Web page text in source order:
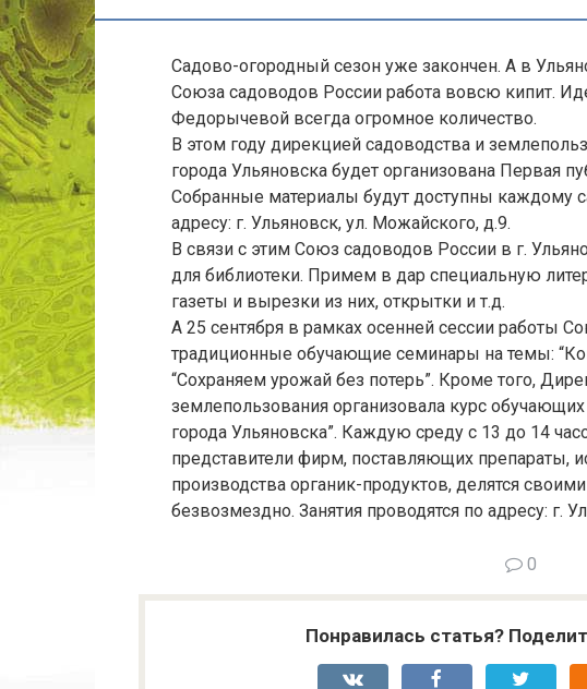
Садово-огородный сезон уже закончен. А в
Союза садоводов России работа вовсю кипит.
Федорычевой всегда огромное количество.
В этом году дирекцией садоводства и
города Ульяновска будет организована Первая
Собранные материалы будут доступны каждому
адресу: г. Ульяновск, ул. Можайского, д.9.
В связи с этим Союз садоводов России в г.
для библиотеки. Примем в дар специальную
газеты и вырезки из них, открытки и т.д.
А 25 сентября в рамках осенней сессии работы
традиционные обучающие семинары на темы:
“Сохраняем урожай без потерь”. Кроме того,
землепользования организовала курс
города Ульяновска”. Каждую среду с 13 до 14
представители фирм, поставляющих препараты,
производства органик-продуктов, делятся
безвозмездно. Занятия проводятся по адресу: г.
0
Понравилась статья?